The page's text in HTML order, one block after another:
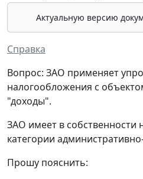
Актуальную версию
Справка
Вопрос: ЗАО применяет
налогообложения с
"доходы".
ЗАО имеет в
категории
Прошу пояснить: